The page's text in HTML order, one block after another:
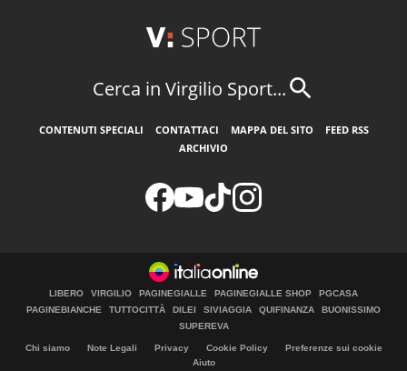
Cerca in Virgilio Sport...
CONTENUTI SPECIALI CONTATTACI MAPPA DEL SITO
FEED RSS
ARCHIVIO
LIBERO VIRGILIO PAGINEGIALLE PAGINEGIALLE SHOP
PGCASA
PAGINEBIANCHE
TUTTOCITTÀ DILEI SIVIAGGIA QUIFINANZA
BUONISSIMO
SUPEREVA
Chi siamo Note Legali Privacy Cookie Policy
Preferenze sui cookie
Aiuto